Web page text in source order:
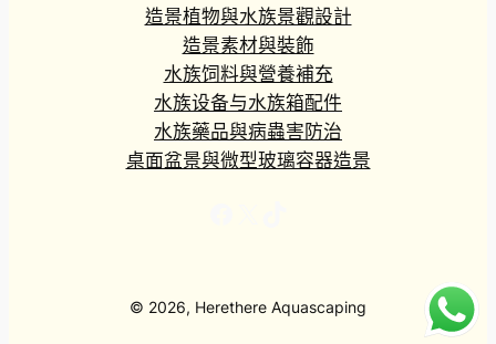
造景植物與水族景觀設計
造景素材與裝飾
水族饲料與營養補充
水族设备与水族箱配件
水族藥品與病蟲害防治
桌面盆景與微型玻璃容器造景
© 2026, Herethere Aquascaping